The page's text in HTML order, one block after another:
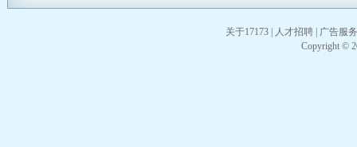
关于17173 人才招聘
广告服务
Copyright ©